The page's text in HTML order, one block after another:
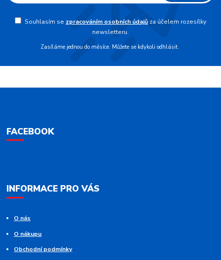
Souhlasím se zpracováním osobních údajůza účelem rozesílky
newsletteru.
Zasíláme jednou do měsíce. Můžete se kdykoli odhlásit.
FACEBOOK
INFORMACE PRO VÁS
O nás
O nákupu
Obchodní podmínky